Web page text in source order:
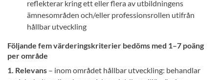
reflekterar kring ett eller flera av utbildningens
ämnesområden och/eller professionsrollen utifrån
hållbar utveckling
Följande fem värderingskriterier bedöms med 1–7 poäng
per område
1. Relevans – inom området hållbar utveckling: behandlar